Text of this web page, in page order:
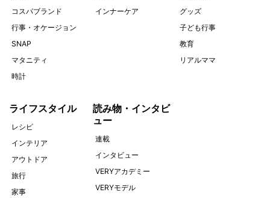
コスパブランド
行事・オケージョン
SNAP
マタニティ
時計
インナーケア
グッズ
子ども行事
教育
リアルママ
ライフスタイル
レシピ
インテリア
アウトドア
旅行
家事
読み物・インタビ
ュー
連載
インタビュー
VERYアカデミー
VERYモデル